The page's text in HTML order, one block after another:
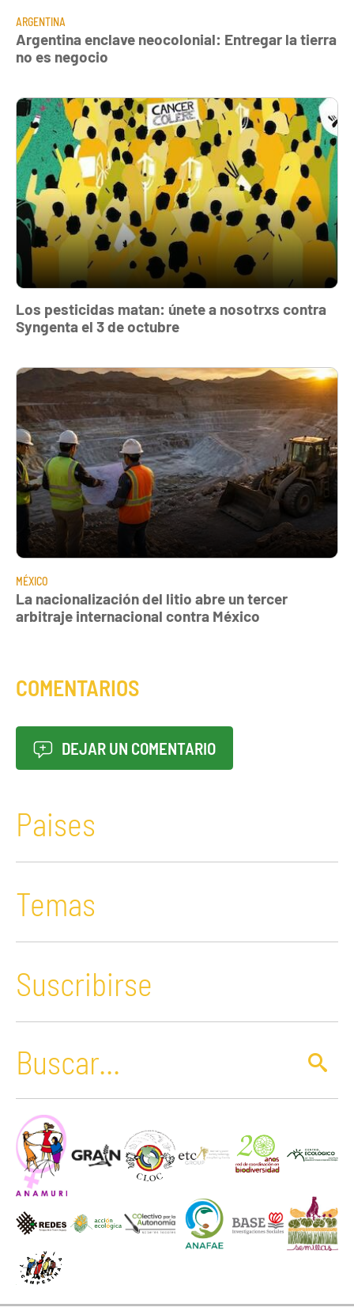
ARGENTINA
Argentina enclave neocolonial: Entregar la tierra
no es negocio
Los pesticidas matan: únete a nosotrxs contra
Syngenta el 3 de octubre
MÉXICO
La nacionalización del litio abre un tercer
arbitraje internacional contra México
COMENTARIOS
DEJAR UN COMENTARIO
Paises
Temas
Suscribirse